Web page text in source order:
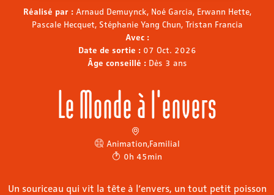
Réalisé par : Arnaud Demuynck, Noé Garcia, Erwann Hette,
Pascale Hecquet, Stéphanie Yang Chun, Tristan Francia
Avec :
Date de sortie : 07 Oct. 2026
Âge conseillé : Dès 3 ans
Le Monde à l'envers
Animation,Familial
0h 45min
Un souriceau qui vit la tête à l’envers, un tout petit poisson